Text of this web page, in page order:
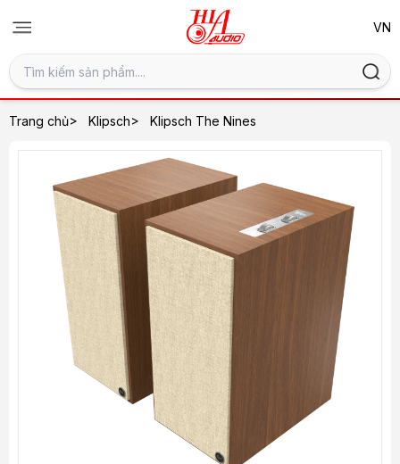
Trang chủ> Klipsch> Klipsch The Nines